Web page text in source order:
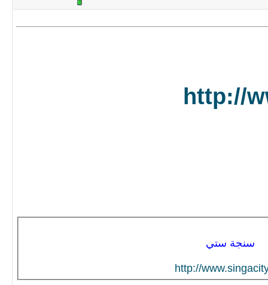
http://
سنجة ستي
http://